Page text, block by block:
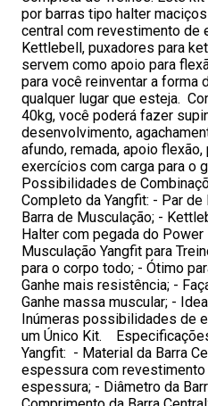
por barras tipo halter
central com revestimento de
Kettlebell, puxadores para
servem como apoio para
para você reinventar a forma
qualquer lugar que esteja.
40kg, você poderá fazer
desenvolvimento,
afundo, remada, apoio
exercícios com carga para o
Possibilidades de
Completo da Yangfit: - Par
Barra de Musculação; -
Halter com pegada do
Musculação Yangfit para
para o corpo todo; - Ótimo
Ganhe mais resistência; -
Ganhe massa muscular; -
Inúmeras possibilidades de
um Único Kit.
Yangfit: - Material da Barra
espessura com
espessura; - Diâmetro da